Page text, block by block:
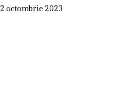
2 octombrie 2023